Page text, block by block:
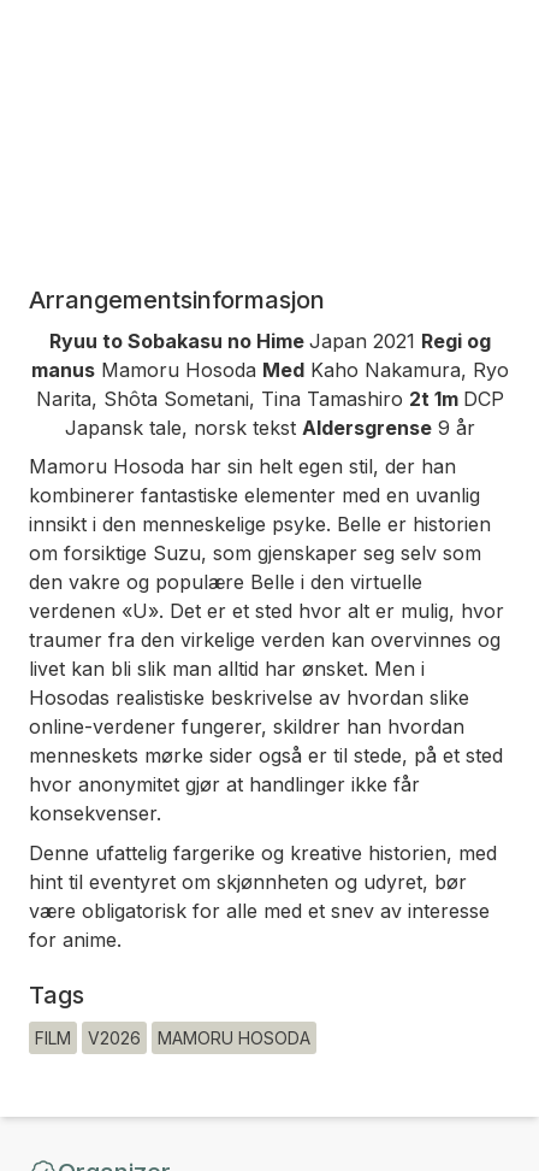
Arrangementsinformasjon
Ryuu to Sobakasu no Hime Japan 2021 Regi og
manusMamoru Hosoda MedKaho Nakamura, Ryo
Narita, Shôta Sometani, Tina Tamashiro 2t 1m DCP
Japansk tale, norsk tekst Aldersgrense9 år
Mamoru Hosoda har sin helt egen stil, der han
kombinerer fantastiske elementer med en uvanlig
innsikt i den menneskelige psyke. Belle er historien
om forsiktige Suzu, som gjenskaper seg selv som
den vakre og populære Belle i den virtuelle
verdenen «U». Det er et sted hvor alt er mulig, hvor
traumer fra den virkelige verden kan overvinnes og
livet kan bli slik man alltid har ønsket. Men i
Hosodas realistiske beskrivelse av hvordan slike
online-verdener fungerer, skildrer han hvordan
menneskets mørke sider også er til stede, på et sted
hvor anonymitet gjør at handlinger ikke får
konsekvenser.
Denne ufattelig fargerike og kreative historien, med
hint til eventyret om skjønnheten og udyret, bør
være obligatorisk for alle med et snev av interesse
for anime.
Tags
FILM V2026 MAMORU HOSODA